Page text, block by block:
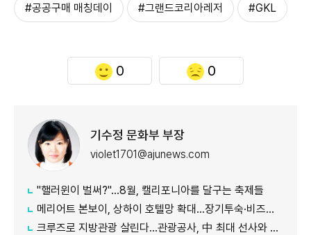
#공공구매 매칭데이 #그랜드코리아레저 #GKL
0 0
기수정 문화부 부장
violet1701@ajunews.com
"핼러윈이 벌써?"…8월, 캘리포니아를 달구는 축제들
메리어트 본보이, 상하이 호텔망 확대…장기투숙·비즈니스 수요 공략
크루즈로 지방관광 살린다…관광공사, 中 최대 선사와 맞손